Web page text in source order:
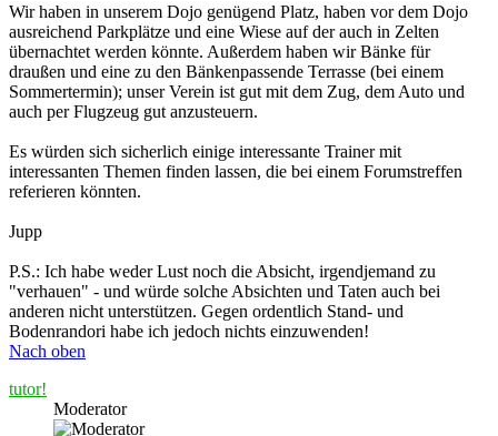
Wir haben in unserem Dojo genügend Platz, haben vor dem Dojo
ausreichend Parkplätze und eine Wiese auf der auch in Zelten
übernachtet werden könnte. Außerdem haben wir Bänke für
draußen und eine zu den Bänkenpassende Terrasse (bei einem
Sommertermin); unser Verein ist gut mit dem Zug, dem Auto und
auch per Flugzeug gut anzusteuern.
Es würden sich sicherlich einige interessante Trainer mit
interessanten Themen finden lassen, die bei einem Forumstreffen
referieren könnten.
Jupp
P.S.: Ich habe weder Lust noch die Absicht, irgendjemand zu
"verhauen" - und würde solche Absichten und Taten auch bei
anderen nicht unterstützen. Gegen ordentlich Stand- und
Bodenrandori habe ich jedoch nichts einzuwenden!
Nach oben
tutor!
Moderator